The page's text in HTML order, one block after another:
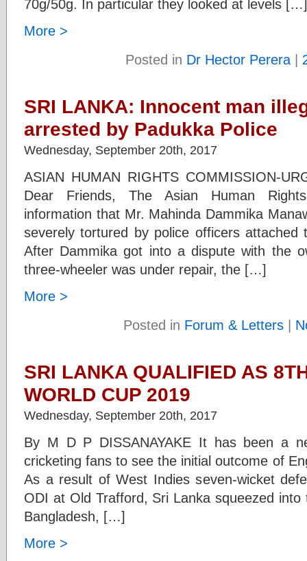
70g/50g. In particular they looked at levels […]
More >
Posted in Dr Hector Perera |
SRI LANKA: Innocent man
arrested by Padukka Police
Wednesday, September 20th, 2017
ASIAN HUMAN RIGHTS COMMISSION-
Dear Friends, The Asian Human
information that Mr. Mahinda Dammika
severely tortured by police officers attached
After Dammika got into a dispute with the
three-wheeler was under repair, the […]
More >
Posted in Forum & Letters|
SRI LANKA QUALIFIED AS
WORLD CUP 2019
Wednesday, September 20th, 2017
By M D P DISSANAYAKE It has been a
cricketing fans to see the initial outcome of
As a result of West Indies seven-wicket
ODI at Old Trafford, Sri Lanka squeezed
Bangladesh, […]
More >